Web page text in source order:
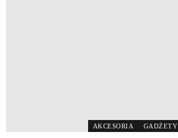
AKCESORIA GADŻETY